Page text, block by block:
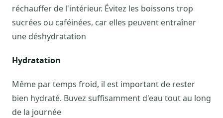
réchauffer de l'intérieur. Évitez les boissons trop
sucrées ou caféinées, car elles peuvent entraîner
une déshydratation
Hydratation
Même par temps froid, il est important de rester
bien hydraté. Buvez suffisamment d'eau tout au long
de la journée